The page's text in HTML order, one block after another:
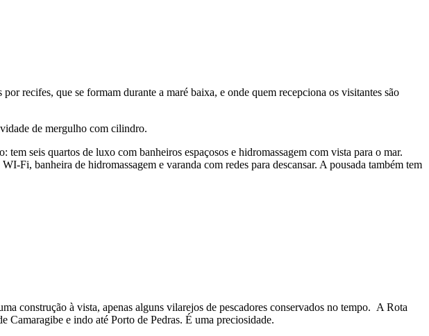
recifes, que se formam durante a maré baixa, e onde quem recepciona os visitantes são
de mergulho com cilindro.
tem seis quartos de luxo com banheiros espaçosos e hidromassagem com vista para o mar.
Fi, banheira de hidromassagem e varanda com redes para descansar. A pousada também tem
construção à vista, apenas alguns vilarejos de pescadores conservados no tempo. A Rota
Camaragibe e indo até Porto de Pedras. É uma preciosidade.